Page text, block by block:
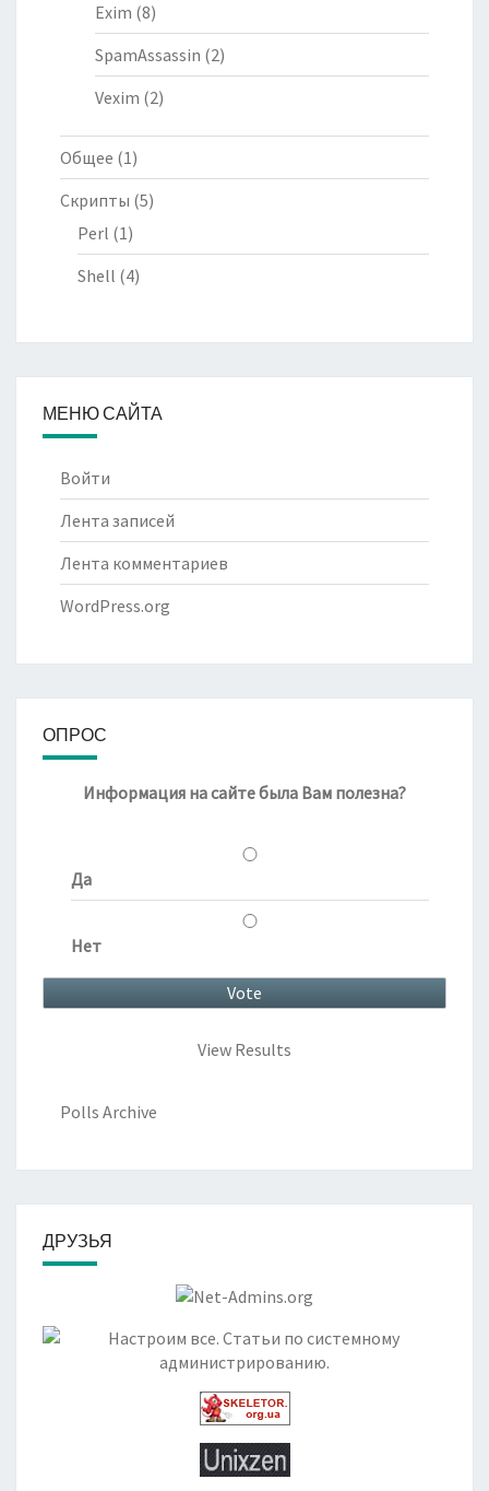
Exim (8)
SpamAssassin (2)
Vexim (2)
Общее (1)
Скрипты (5)
Perl (1)
Shell (4)
МЕНЮ САЙТА
Войти
Лента записей
Лента комментариев
WordPress.org
ОПРОС
Информация на сайте была Вам полезна?
Да
Нет
View Results
Polls Archive
ДРУЗЬЯ